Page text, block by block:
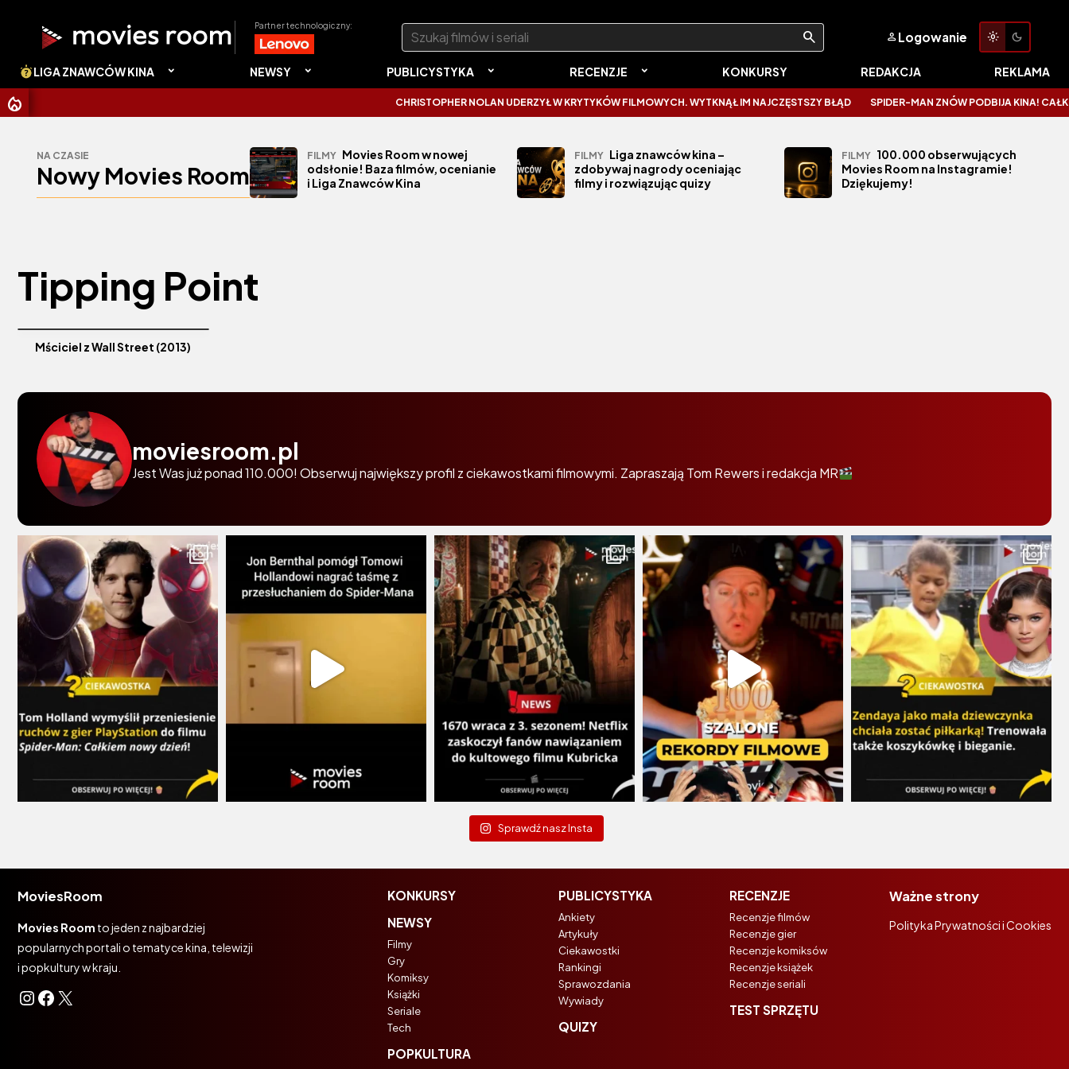
Partner technologiczny: Szukaj:
Logowanie
LIGA ZNAWCÓW KINA NEWSY PUBLICYSTYKA RECENZJE KONKURSY REDAKCJA REKLAMA
CHRISTOPHER NOLAN UDERZYŁ W KRYTYKÓW FILMOWYCH. WYTKNĄŁ IM NAJCZĘSTSZY BŁĄD SPIDER-MAN ZNÓW PODBIJA KINA!
NA CZASIE
Nowy Movies Room
FILMY Movies Room w nowej
odsłonie! Baza filmów, ocenianie
i Liga Znawców Kina
FILMY Liga znawców kina –
zdobywaj nagrody oceniając
filmy i rozwiązując quizy
FILMY 100.000 obserwujących
Movies Room na Instagramie!
Dziękujemy!
Tipping Point
Mściciel z Wall Street (2013)
moviesroom.pl
Jest Was już ponad 110.000! Obserwuj największy profil z ciekawostkami filmowymi. Zapraszają Tom Rewers i redakcja MR
Sprawdź nasz Insta
MoviesRoom
Movies Room to jeden z najbardziej
popularnych portali o tematyce kina, telewizji
i popkultury w kraju.
Instagram
Facebook
X
KONKURSY
NEWSY
Filmy
Gry
Komiksy
Książki
Seriale
Tech
POPKULTURA
PUBLICYSTYKA
Ankiety
Artykuły
Ciekawostki
Rankingi
Sprawozdania
Wywiady
QUIZY
RECENZJE
Recenzje filmów
Recenzje gier
Recenzje komiksów
Recenzje książek
Recenzje seriali
TEST SPRZĘTU
Ważne strony
Polityka Prywatności i Cookies